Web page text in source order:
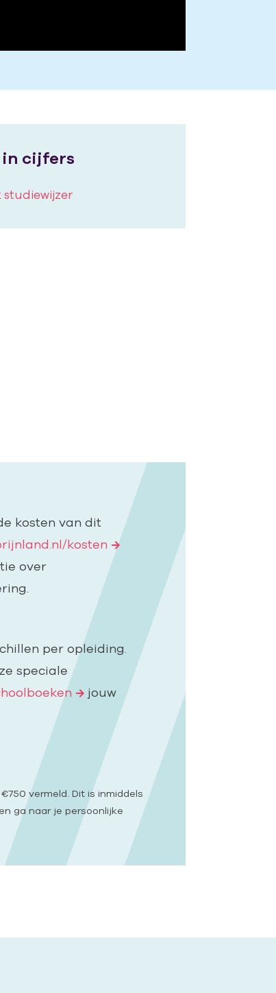
cijfers
studiewijzer
kosten van dit
kosten
over
per opleiding.
speciale
jouw
vermeld. Dit is inmiddels
ga naar je persoonlijke